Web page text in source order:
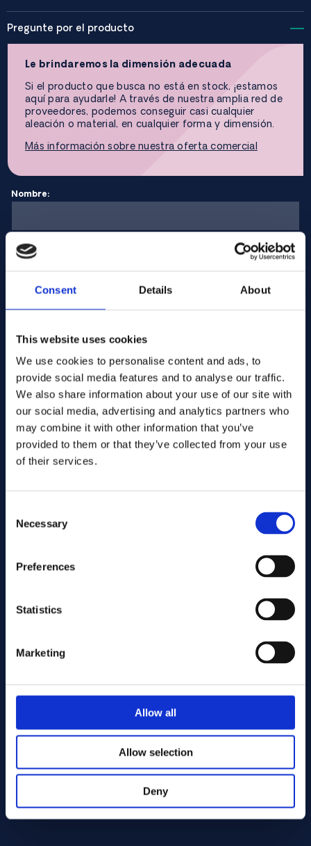
Consent Details About
This website uses cookies
We use cookies to personalise content and ads, to
provide social media features and to analyse our traffic.
We also share information about your use of our site with
our social media, advertising and analytics partners who
may combine it with other information that you’ve
provided to them or that they’ve collected from your use
of their services.
Selection
Necessary
Preferences
Statistics
Marketing
Allow all
Allow selection
Deny
Pregunte por el producto
Le brindaremos la dimensión adecuada
Si el producto que busca no está en stock, ¡estamos
aquí para ayudarle! A través de nuestra amplia red de
proveedores, podemos conseguir casi cualquier
aleación o material, en cualquier forma y dimensión.
Más información sobre nuestra oferta comercial
Nombre:
Dirección de correo electrónico:
Introduzca la cantidad
Su mensaje